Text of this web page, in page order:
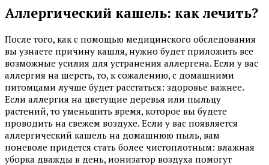
Аллергический кашель: как лечить?
После того, как с помощью медицинского обследования
вы узнаете причину кашля, нужно будет приложить все
возможные усилия для устранения аллергена. Если у вас
аллергия на шерсть, то, к сожалению, с домашними
питомцами лучше будет расстаться: здоровье важнее.
Если аллергия на цветущие деревья или пыльцу
растений, то уменьшить время, которое вы будете
проводить на свежем воздухе. Если у вас появляется
аллергический кашель на домашнюю пыль, вам
поневоле придется стать более чистоплотным: влажная
уборка дважды в день, ионизатор воздуха помогут